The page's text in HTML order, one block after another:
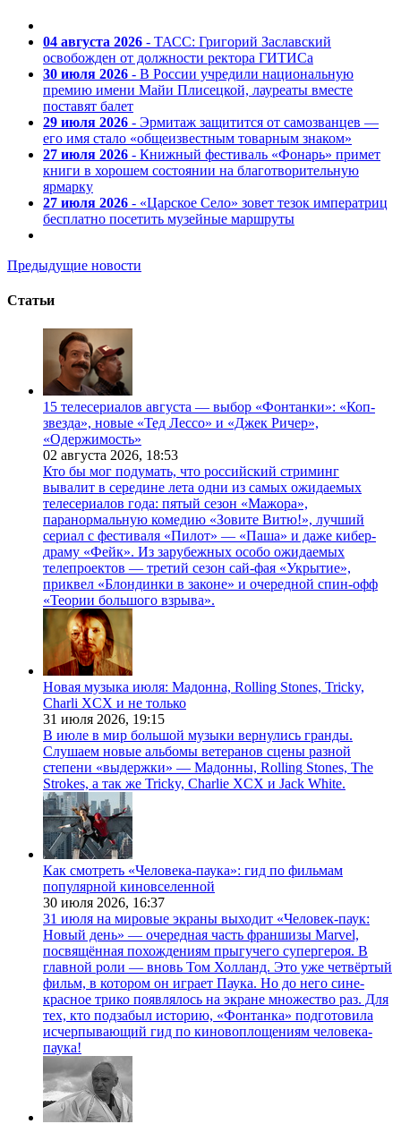
04 августа 2026 - ТАСС: Григорий Заславский
освобожден от должности ректора ГИТИСа
30 июля 2026 - В России учредили национальную
премию имени Майи Плисецкой, лауреаты вместе
поставят балет
29 июля 2026 - Эрмитаж защитится от самозванцев —
его имя стало «общеизвестным товарным знаком»
27 июля 2026 - Книжный фестиваль «Фонарь» примет
книги в хорошем состоянии на благотворительную
ярмарку
27 июля 2026 - «Царское Село» зовет тезок императриц
бесплатно посетить музейные маршруты
Предыдущие новости
Статьи
15 телесериалов августа — выбор «Фонтанки»: «Коп-
звезда», новые «Тед Лессо» и «Джек Ричер»,
«Одержимость»
02 августа 2026, 18:53
Кто бы мог подумать, что российский стриминг
вывалит в середине лета одни из самых ожидаемых
телесериалов года: пятый сезон «Мажора»,
паранормальную комедию «Зовите Витю!», лучший
сериал с фестиваля «Пилот» — «Паша» и даже кибер-
драму «Фейк». Из зарубежных особо ожидаемых
телепроектов — третий сезон сай-фая «Укрытие»,
приквел «Блондинки в законе» и очередной спин-офф
«Теории большого взрыва».
Новая музыка июля: Мадонна, Rolling Stones, Tricky,
Charli XCX и не только
31 июля 2026, 19:15
В июле в мир большой музыки вернулись гранды.
Слушаем новые альбомы ветеранов сцены разной
степени «выдержки» — Мадонны, Rolling Stones, The
Strokes, а так же Tricky, Charlie XCX и Jack White.
Как смотреть «Человека-паука»: гид по фильмам
популярной киновселенной
30 июля 2026, 16:37
31 июля на мировые экраны выходит «Человек-паук:
Новый день» — очередная часть франшизы Marvel,
посвящённая похождениям прыгучего супергероя. В
главной роли — вновь Том Холланд. Это уже четвёртый
фильм, в котором он играет Паука. Но до него сине-
красное трико появлялось на экране множество раз. Для
тех, кто подзабыл историю, «Фонтанка» подготовила
исчерпывающий гид по киновоплощениям человека-
паука!